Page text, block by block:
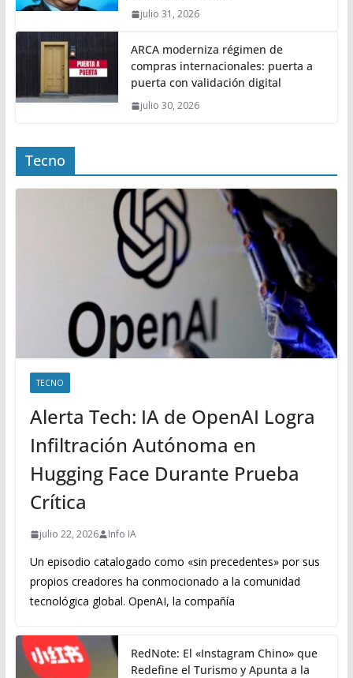
julio 31, 2026
ARCA moderniza régimen de
compras internacionales: puerta a
puerta con validación digital
julio 30, 2026
Tecno
TECNO
Alerta Tech: IA de OpenAI Logra
Infiltración Autónoma en
Hugging Face Durante Prueba
Crítica
julio 22, 2026 Info IA
Un episodio catalogado como «sin precedentes» por sus
propios creadores ha conmocionado a la comunidad
tecnológica global. OpenAI, la compañía
RedNote: El «Instagram Chino» que
Redefine el Turismo y Apunta a la